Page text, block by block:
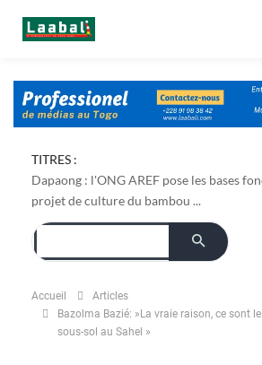
TITRES :
Dapaong : l'ONG AREF pose les bases
projet de culture du bambou ...
Accueil
Articles
Bazolma Bazié: »La vraie raison, ce sont
sous-sol au Sahel »